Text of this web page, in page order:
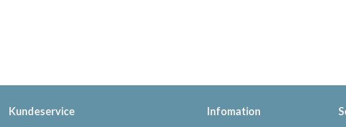
vælges
varesiden
vælges
varesiden
Kundeservice Infomation